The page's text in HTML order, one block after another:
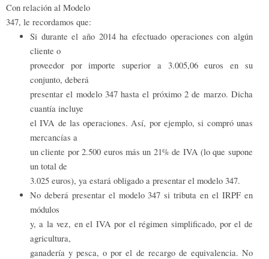
Con relación al Modelo
347, le recordamos que:
Si durante el año 2014 ha efectuado operaciones con algún
cliente o
proveedor por importe superior a 3.005,06 euros en su
conjunto, deberá
presentar el modelo 347 hasta el próximo 2 de marzo. Dicha
cuantía incluye
el IVA de las operaciones. Así, por ejemplo, si compró unas
mercancías a
un cliente por 2.500 euros más un 21% de IVA (lo que supone
un total de
3.025 euros), ya estará obligado a presentar el modelo 347.
No deberá presentar el modelo 347 si tributa en el IRPF en
módulos
y, a la vez, en el IVA por el régimen simplificado, por el de
agricultura,
ganadería y pesca, o por el de recargo de equivalencia. No